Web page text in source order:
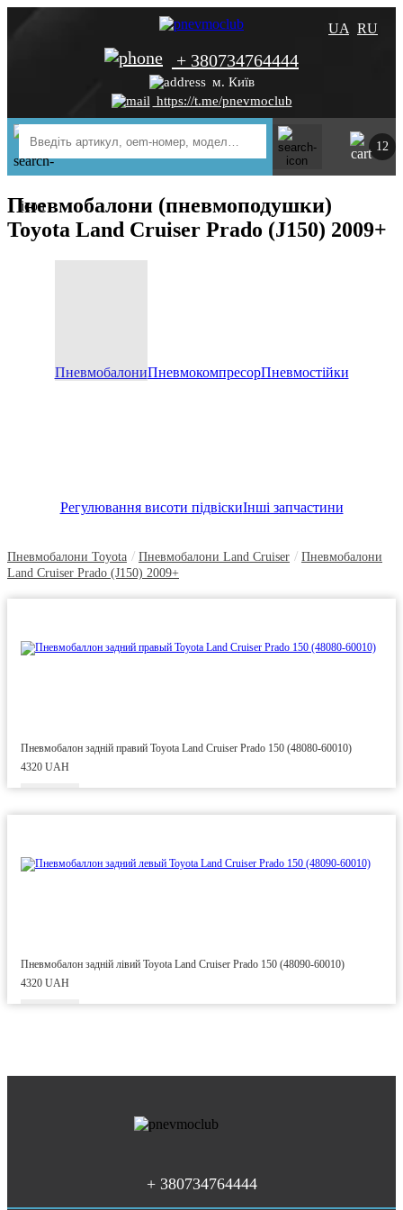
UA RU
+ 380734764444
м. Київ
https://t.me/pnevmoclub
12
Пневмобалони (пневмоподушки)
Toyota Land Cruiser Prado (J150) 2009+
ПневмобалониПневмокомпресорПневмостійки
Регулювання висоти підвіскиІнші запчастини
Пневмобалони Toyota / Пневмобалони Land Cruiser / Пневмобалони
Land Cruiser Prado (J150) 2009+
Пневмобалон задній правий Toyota Land Cruiser Prado 150 (48080-60010)
4320 UAH
Пневмобалон задній лівий Toyota Land Cruiser Prado 150 (48090-60010)
4320 UAH
+ 380734764444